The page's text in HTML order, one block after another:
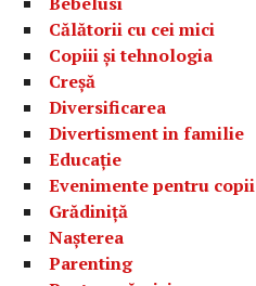
Călătorii cu cei mici
Copiii și tehnologia
Creșă
Diversificarea
Divertisment in familie
Educație
Evenimente pentru copii
Grădiniță
Nașterea
Parenting